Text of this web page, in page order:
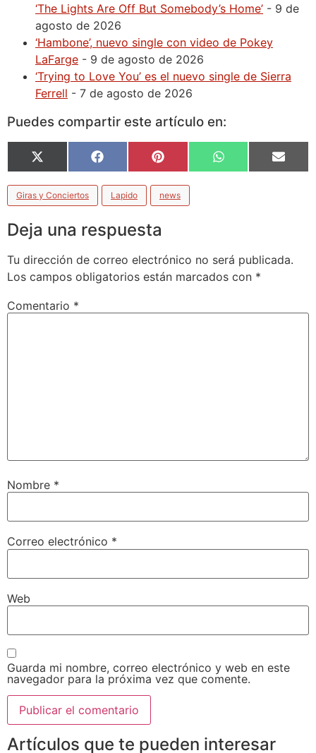
‘The Lights Are Off But Somebody’s Home’ - 9 de
agosto de 2026
‘Hambone’, nuevo single con video de Pokey
LaFarge - 9 de agosto de 2026
‘Trying to Love You’ es el nuevo single de Sierra
Ferrell - 7 de agosto de 2026
Puedes compartir este artículo en:
X
(Twitter)
Facebook Pinterest WhatsApp Email
Giras y Conciertos Lapido news
Deja una respuesta
Tu dirección de correo electrónico no será publicada.
Los campos obligatorios están marcados con *
Comentario *
Nombre *
Correo electrónico *
Web
Guarda mi nombre, correo electrónico y web en este
navegador para la próxima vez que comente.
Artículos que te pueden interesar